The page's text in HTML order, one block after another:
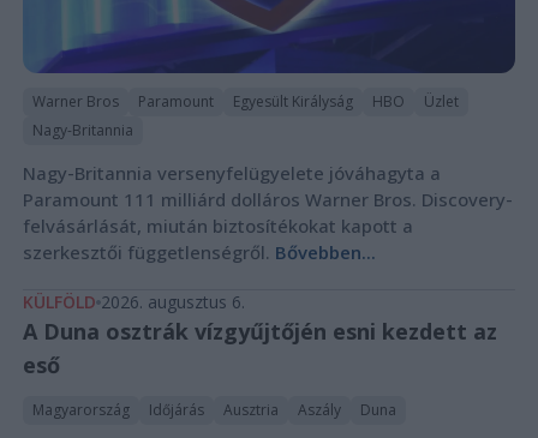
Warner Bros Paramount Egyesült Királyság HBO
Üzlet
Nagy-Britannia
Nagy-Britannia versenyfelügyelete jóváhagyta a
Paramount 111 milliárd dolláros Warner Bros. Discovery-
felvásárlását, miután biztosítékokat kapott a
szerkesztői függetlenségről. Bővebben...
KÜLFÖLD 2026. augusztus 6.
A Duna osztrák vízgyűjtőjén esni kezdett az
eső
Magyarország Időjárás Ausztria Aszály Duna